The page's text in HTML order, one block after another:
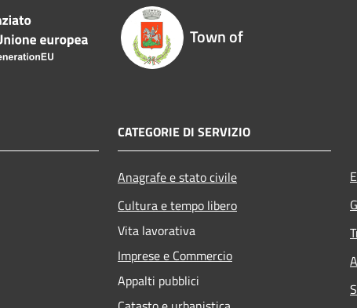
Town of
CATEGORIE DI SERVIZIO
Anagrafe e stato civile
Cultura e tempo libero
Vita lavorativa
Imprese e Commercio
Appalti pubblici